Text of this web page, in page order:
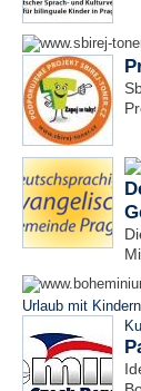
Urlaub mit Kindern